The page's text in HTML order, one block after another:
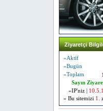
Ziyaretçi
»Aktif
»Bugün
»Toplam
Sayın
»IP'niz |
» Bu sitemizi 1.